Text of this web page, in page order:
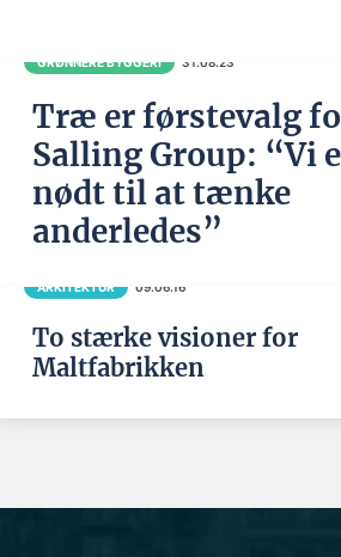
GRØNNERE BYGGERI 31.08.23
Træ er førstevalg
Salling Group: “Vi
nødt til at tænke
anderledes”
ARKITEKTUR 09.06.16
To stærke visioner for
Maltfabrikken